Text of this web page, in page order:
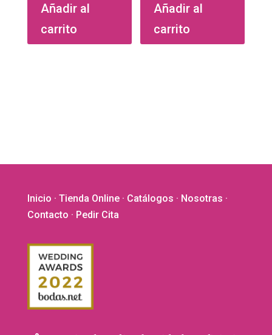
Añadir al
carrito
Añadir al
carrito
Inicio · Tienda Online· Catálogos · Nosotras ·
Contacto · Pedir Cita